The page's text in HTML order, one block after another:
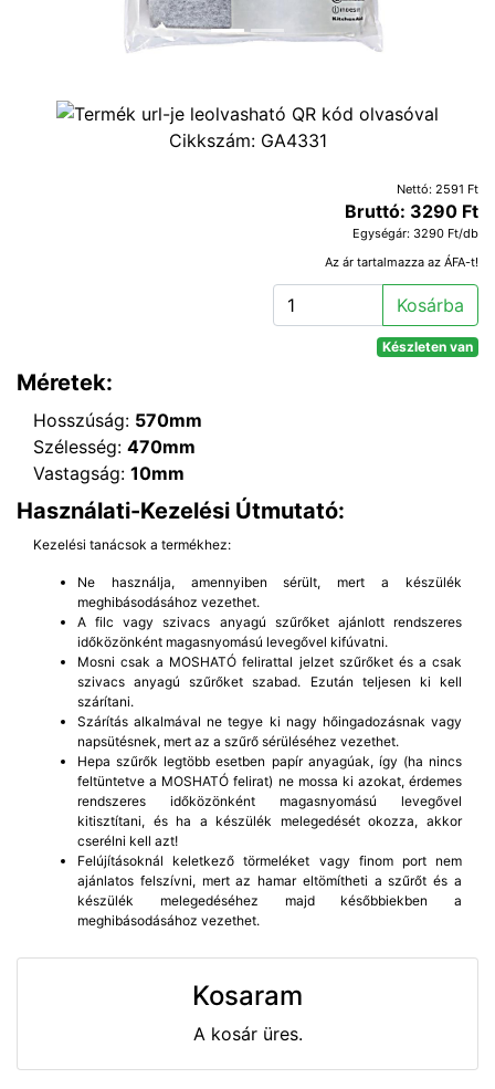
Cikkszám: GA4331
Nettó: 2591 Ft
Bruttó: 3290 Ft
Egységár: 3290 Ft/db
Az ár tartalmazza az ÁFA-t!
Kosárba
Készleten van
Méretek:
Hosszúság: 570mm
Szélesség: 470mm
Vastagság: 10mm
Használati-Kezelési Útmutató:
Kezelési tanácsok a termékhez:
Ne használja, amennyiben sérült, mert a készülék
meghibásodásához vezethet.
A filc vagy szivacs anyagú szűrőket ajánlott rendszeres
időközönként magasnyomású levegővel kifúvatni.
Mosni csak a MOSHATÓ felirattal jelzet szűrőket és a csak
szivacs anyagú szűrőket szabad. Ezután teljesen ki kell
szárítani.
Szárítás alkalmával ne tegye ki nagy hőingadozásnak vagy
napsütésnek, mert az a szűrő sérüléséhez vezethet.
Hepa szűrők legtöbb esetben papír anyagúak, így (ha nincs
feltüntetve a MOSHATÓ felirat) ne mossa ki azokat, érdemes
rendszeres időközönként magasnyomású levegővel
kitisztítani, és ha a készülék melegedését okozza, akkor
cserélni kell azt!
Felújításoknál keletkező törmeléket vagy finom port nem
ajánlatos felszívni, mert az hamar eltömítheti a szűrőt és a
készülék melegedéséhez majd későbbiekben a
meghibásodásához vezethet.
Kosaram
A kosár üres.